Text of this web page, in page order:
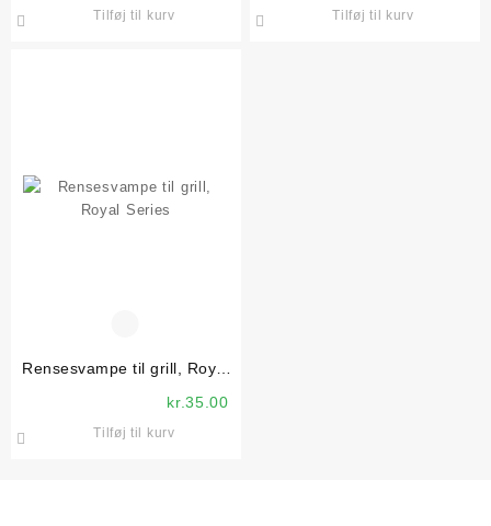
Tilføj til kurv Tilføj til kurv
Rensesvampe til grill, Royal
kr.35.00
Tilføj til kurv